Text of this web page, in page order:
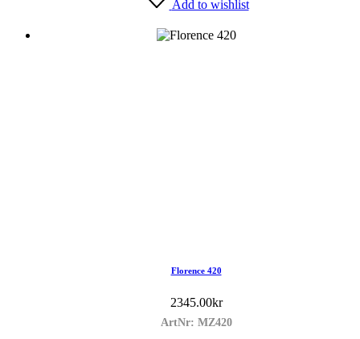
Add to wishlist
Florence 420
2345.00kr
ArtNr: MZ420